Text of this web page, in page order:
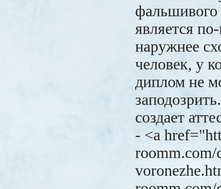
является
наружнее
человек, у
диплом не
создает
- <a